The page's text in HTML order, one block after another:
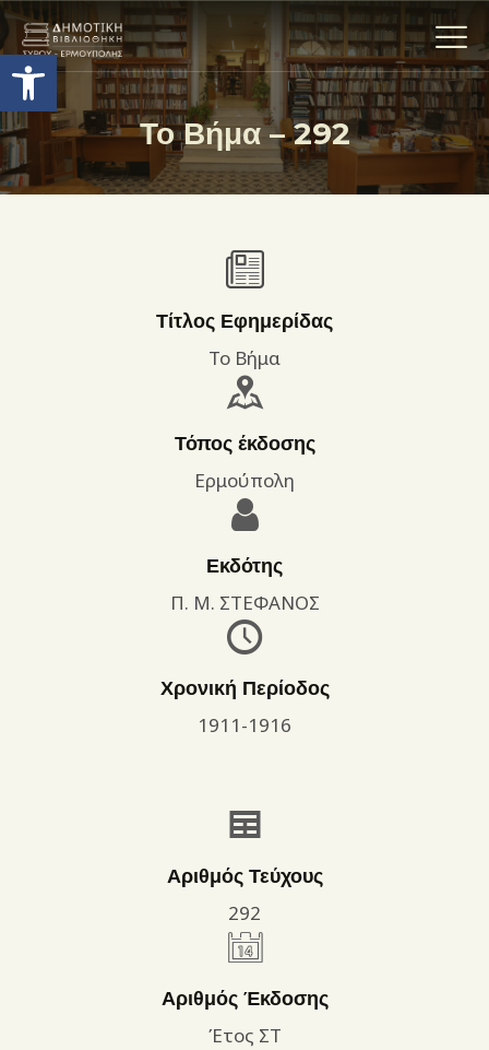
Ανοίξτε τη γραμμή εργαλείων
Το Βήμα – 292
Η ΒΙΒΛΙΟΘΗΚΗ
ΟΙ ΣΥΛΛΟΓΈΣ
ΔΡΑΣΤΗΡΙΟΤΗΤΕΣ
ΕΠΙΚΟΙΝΩΝΊΑ
ΌΡΟΙ ΧΡΉΣΗΣ
Τίτλος Εφημερίδας
Το Βήμα
Τόπος έκδοσης
Ερμούπολη
Εκδότης
Π. Μ. ΣΤΕΦΑΝΟΣ
Χρονική Περίοδος
1911-1916
Αριθμός Τεύχους
292
Αριθμός Έκδοσης
Έτος ΣΤ